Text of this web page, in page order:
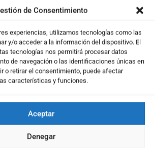
de Consentimiento
experiencias, utilizamos tecnologías como las
y/o acceder a la información del dispositivo. El
tecnologías nos permitirá procesar datos
de navegación o las identificaciones únicas en
o retirar el consentimiento, puede afectar
características y funciones.
Aceptar
Denegar
mero rebote especulativo, sino
finales
técnico de Mapfre ha sido
últimas jornadas. La ruptura
días, con un amplio margen
continúe al alza. La posición
a …